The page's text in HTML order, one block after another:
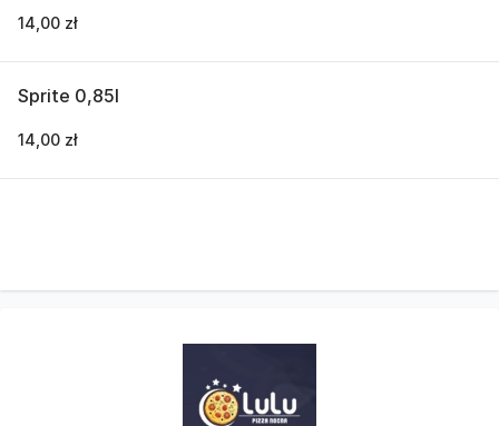
14,00 zł
Sprite 0,85l
14,00 zł